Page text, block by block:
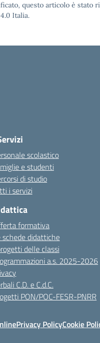
questo articolo è stato
Italia.
scolastico
e studenti
di studio
i servizi
formativa
schede didattiche
delle classi
a.s. 2025-2026
C.D. e C.d.C.
PON/POC-FESR-PNRR
Privacy PolicyCookie